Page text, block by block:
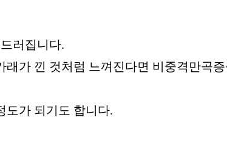
러집니다.
가 낀 것처럼 느껴진다면 비중격만곡
도가 되기도 합니다.